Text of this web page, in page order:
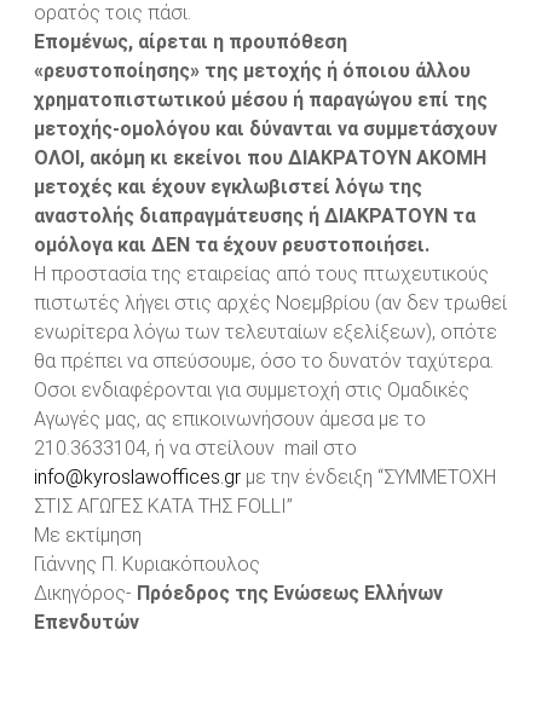
ορατός τοις πάσι.
Επομένως, αίρεται η προυπόθεση
«ρευστοποίησης» της μετοχής ή όποιου άλλου
χρηματοπιστωτικού μέσου ή παραγώγου επί της
μετοχής-ομολόγου και δύνανται να συμμετάσχουν
ΟΛΟΙ, ακόμη κι εκείνοι που ΔΙΑΚΡΑΤΟΥΝ ΑΚΟΜΗ
μετοχές και έχουν εγκλωβιστεί λόγω της
αναστολής διαπραγμάτευσης ή ΔΙΑΚΡΑΤΟΥΝ τα
ομόλογα και ΔΕΝ τα έχουν ρευστοποιήσει.
Η προστασία της εταιρείας από τους πτωχευτικούς
πιστωτές λήγει στις αρχές Νοεμβρίου (αν δεν τρωθεί
ενωρίτερα λόγω των τελευταίων εξελίξεων), οπότε
θα πρέπει να σπεύσουμε, όσο το δυνατόν ταχύτερα.
Οσοι ενδιαφέρονται για συμμετοχή στις Ομαδικές
Αγωγές μας, ας επικοινωνήσουν άμεσα με το
210.3633104, ή να στείλουν mail στο
info@kyroslawoffices.gr με την ένδειξη “ΣΥΜΜΕΤΟΧΗ
ΣΤΙΣ ΑΓΩΓΕΣ ΚΑΤΑ ΤΗΣ FOLLI”
Με εκτίμηση
Γιάννης Π. Κυριακόπουλος
Δικηγόρος- Πρόεδρος της Ενώσεως Ελλήνων
Επενδυτών